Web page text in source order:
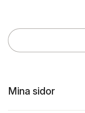
Mina sidor